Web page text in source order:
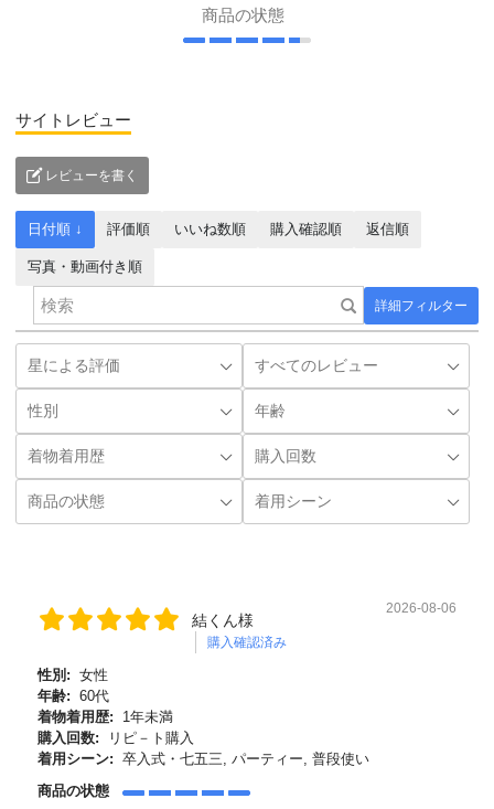
商品の状態
サイトレビュー
レビューを書く
詳細フィルター
日付順 ↓ 評価順 いいね数順 購入確認順 返信順
写真・動画付き順
結くん様
購入確認済み
2026-08-06
性別: 女性
年齢: 60代
着物着用歴:
1年未満
購入回数:
リピ－ト購入
着用シーン: 卒入式・七五三, パーティー, 普段使い
商品の状態